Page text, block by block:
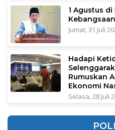
1 Agustus
Jumat, 31 Juli
Hadapi
Rumuskan
Ekonomi
Selasa, 28 Juli